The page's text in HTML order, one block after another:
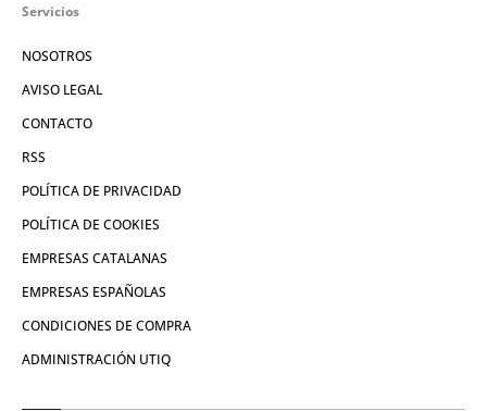
Servicios
NOSOTROS
AVISO LEGAL
CONTACTO
RSS
POLÍTICA DE PRIVACIDAD
POLÍTICA DE COOKIES
EMPRESAS CATALANAS
EMPRESAS ESPAÑOLAS
CONDICIONES DE COMPRA
ADMINISTRACIÓN UTIQ